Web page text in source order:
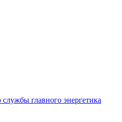
главного энергетика